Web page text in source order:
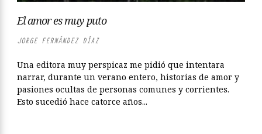
El amor es muy puto
JORGE FERNÁNDEZ DÍAZ
Una editora muy perspicaz me pidió que intentara
narrar, durante un verano entero, historias de amor y
pasiones ocultas de personas comunes y corrientes.
Esto sucedió hace catorce años...